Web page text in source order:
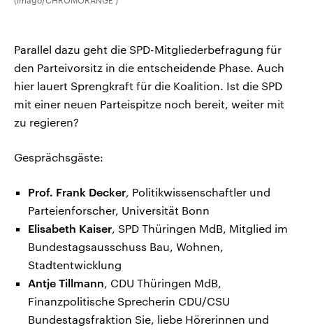
Parallel dazu geht die SPD-Mitgliederbefragung für
den Parteivorsitz in die entscheidende Phase. Auch
hier lauert Sprengkraft für die Koalition. Ist die SPD
mit einer neuen Parteispitze noch bereit, weiter mit
zu regieren?
Gesprächsgäste:
Prof. Frank Decker, Politikwissenschaftler und
Parteienforscher, Universität Bonn
Elisabeth Kaiser, SPD Thüringen MdB, Mitglied im
Bundestagsausschuss Bau, Wohnen,
Stadtentwicklung
Antje Tillmann, CDU Thüringen MdB,
Finanzpolitische Sprecherin CDU/CSU
Bundestagsfraktion Sie, liebe Hörerinnen und